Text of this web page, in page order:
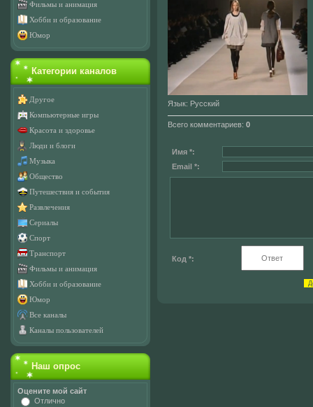
Фильмы и анимация
Хобби и образование
Юмор
Категории каналов
Другое
Компьютерные игры
Красота и здоровье
Люди и блоги
Музыка
Общество
Путешествия и события
Развлечения
Сериалы
Спорт
Транспорт
Фильмы и анимация
Хобби и образование
Юмор
Все каналы
Каналы пользователей
Наш опрос
Оцените мой сайт
Отлично
Язык: Русский
Всего комментариев: 0
Имя *:
Email *:
Код *: